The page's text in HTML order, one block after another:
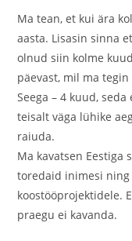
Ma tean, et kui ära
aasta. Lisasin sinna
olnud siin kolme
päevast, mil ma
Seega – 4 kuud,
teisalt väga lühike
raiuda.
Ma kavatsen Eestiga
toredaid inimesi ning
koostööprojektidele.
praegu ei kavanda.